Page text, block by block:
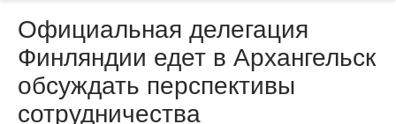
Официальная делегация
Финляндии едет в Архангельск
обсуждать перспективы
сотрудничества